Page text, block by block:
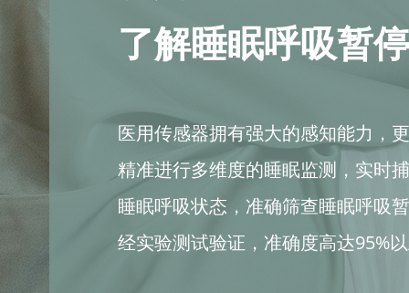
了解睡眠呼吸暂
医用传感器拥有强大的感知能力，
精准进行多维度的睡眠监测，实时
睡眠呼吸状态，准确筛查睡眠呼吸
经实验测试验证，准确度高达95%